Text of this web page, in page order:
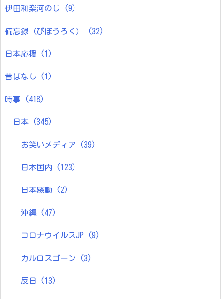
伊田和楽河のじ (9)
備忘録（びぼうろく） (32)
日本応援 (1)
昔ばなし (1)
時事 (418)
日本 (345)
お笑いメディア (39)
日本国内 (123)
日本感動 (2)
沖縄 (47)
コロナウイルスJP (9)
カルロスゴーン (3)
反日 (13)